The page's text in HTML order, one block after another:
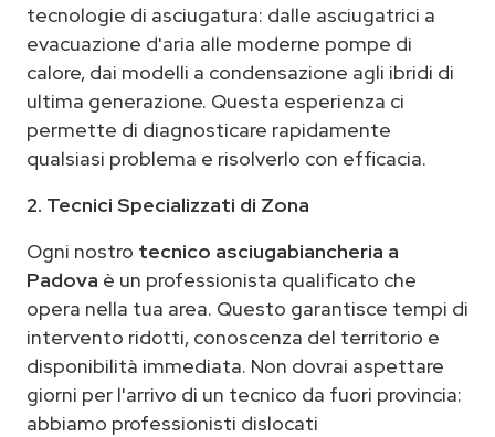
tecnologie di asciugatura: dalle asciugatrici a
evacuazione d'aria alle moderne pompe di
calore, dai modelli a condensazione agli ibridi di
ultima generazione. Questa esperienza ci
permette di diagnosticare rapidamente
qualsiasi problema e risolverlo con efficacia.
2. Tecnici Specializzati di Zona
Ogni nostro tecnico asciugabiancheria a
Padova è un professionista qualificato che
opera nella tua area. Questo garantisce tempi di
intervento ridotti, conoscenza del territorio e
disponibilità immediata. Non dovrai aspettare
giorni per l'arrivo di un tecnico da fuori provincia:
abbiamo professionisti dislocati